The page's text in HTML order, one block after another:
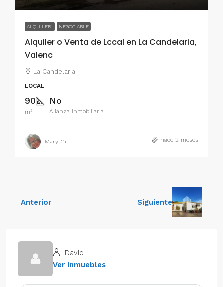
ALQUILER NEGOCIABLE
Alquiler o Venta de Local en La Candelaria,
Valenc
La Candelaria
LOCAL
90
m²
No
Alianza Inmobiliaria
Mary Gil hace 2 meses
Anterior Siguiente
David
Ver Inmuebles